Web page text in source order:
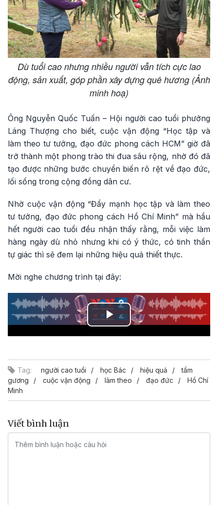
Dù tuổi cao nhưng nhiều người vẫn tích cực lao
động, sản xuất, góp phần xây dựng quê hương (Ảnh
minh hoạ)
Ông Nguyễn Quốc Tuấn – Hội người cao tuổi phưởng
Láng Thượng cho biết, cuộc vận động “Học tập và
làm theo tư tưởng, đạo đức phong cách HCM” giờ đã
trở thành một phong trào thi đua sâu rộng, nhờ đó đã
tạo được những bước chuyển biến rõ rệt về đạo đức,
lối sống trong cộng đồng dân cư.
Nhờ cuộc vận động “Đẩy mạnh học tập và làm theo
tư tưởng, đạo đức phong cách Hồ Chí Minh” mà hầu
hết người cao tuổi đều nhận thấy rằng, mỗi việc làm
hàng ngày dù nhỏ nhưng khi có ý thức, có tinh thần
tự giác thì sẽ đem lại những hiệu quả thiết thực.
Mời nghe chương trình tại đây:
Play
Tag: người cao tuổi học Bác hiệu quả
tấm
gương
cuộc vận động làm theo đạo đức
Hồ Chí
Minh
Viết bình luận